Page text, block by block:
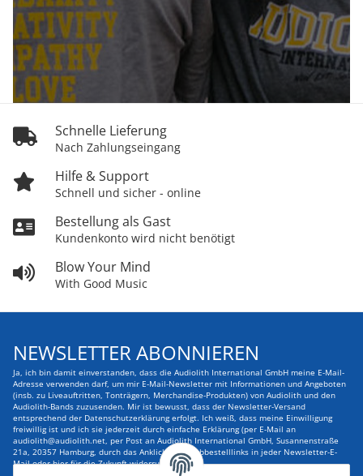
Schnelle Lieferung
Nach Zahlungseingang
Hilfe & Support
Schnell und sicher - online
Bestellung als Gast
Kundenkonto wird nicht benötigt
Blow Your Mind
With Good Music
NEWSLETTER ABONNIEREN
Ja, ich bin damit einverstanden, dass die Audiolith International GmbH meine E-Mail-
Adresse verwenden darf, um mir E-Mail-Newsletter mit Informationen und Angeboten
(insb. zu Liveauftritten, Tonträgern, Merchandise-Produkten) von Audiolith und den
Audiolith-Bands zuzusenden. Mir ist bewusst, dass der Newsletter-Versand
entsprechend der Datenschutzerklärung erfolgt. Ich weiß, dass meine Einwilligung
freiwillig ist und ich sie jederzeit durch einfache Erklärung (per E-Mail an
audiolith@audiolith.net, per Post an Audiolith International GmbH, Susannenstraße
21a, 20357 Hamburg, durch das Anklicken des Abbestelllinks in jeder Newsletter-E-
Mail oder hier für die Zukunft widerrufen kann.